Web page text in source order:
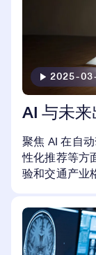
AI 与未
聚焦 AI 在自
性化推荐等方
验和交通产业
2025-